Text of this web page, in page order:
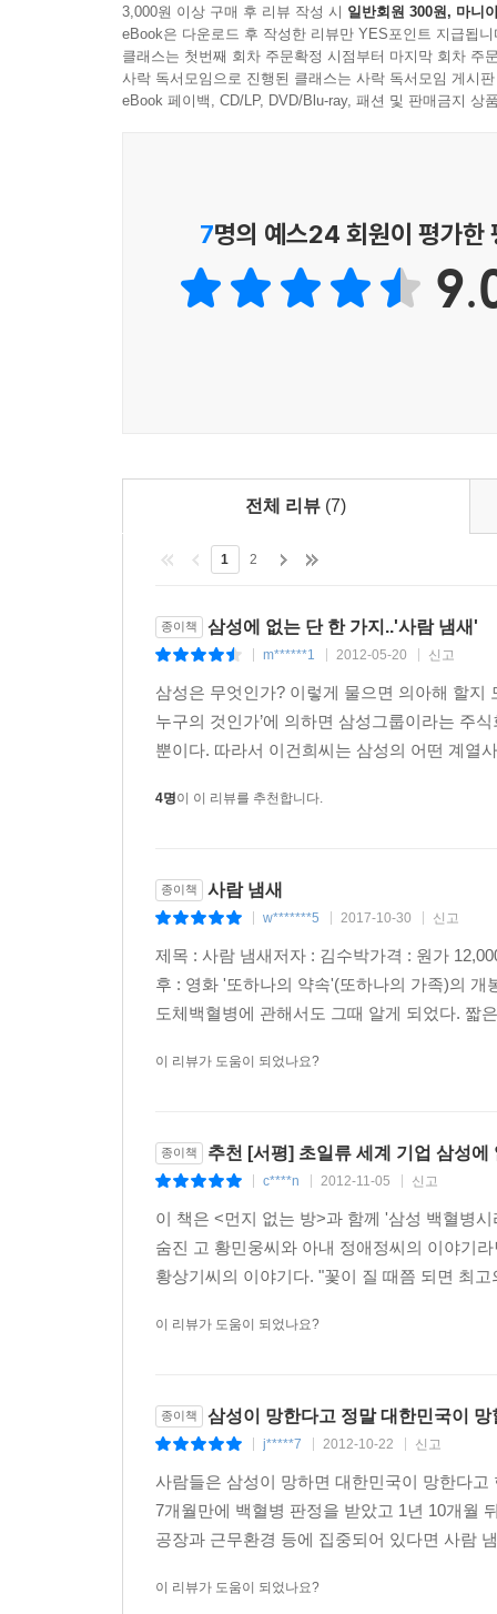
한 가지, 사람 냄새가 없기 때문이다.
처음하는 질문
황상기 씨의 딸 유미는 열아홉 나이로 삼성반도
삼성을 상대로 이길 수 있습니까?
삼성에서 사람이 왔다. 딸의 병가 기간이 다 지
대답은 “이 큰 회사를 상대로 이길 수 있으세요
신청을 하기 위해 근로복지공단을 찾았다. 돌아온
놓은 단단한 울타리에 부딪쳐 메아리로 맴돌뿐
불승인 취소 소송에 삼성 변호사를 보조참가인으
씨는 딸이 죽은 진짜 원인을 밝혀 내기 위해 ‘반올
삼성 백혈병 문제를 파헤치는 두 개의 시선
르포만화집《내가 살던 용산》과 《떠날 수
하나도 쉬이 넘길 수 없는 무게감이 있다. 두 만
것이라 믿으며 장면 하나하나에 온 마음을 담아 그
“김수박” 듣고 싶은 이야기와 들어야 하는 이야기
집중하고 있었는지 보여 준다. 언뜻 삼성반도체
두 이야기를 적절히 배치해 넣으면서 한국 사
3,000원 이상 구매 후 리뷰 작성 시 일반회원 300원, 마니
eBook은 다운로드 후 작성한 리뷰만 YES포인트 지급됩니
클래스는 첫번째 회차 주문확정 시점부터 마지막 회차 주
사락 독서모임으로 진행된 클래스는 사락 독서모임 게시
eBook 페이백, CD/LP, DVD/Blu-ray, 패션 및 판매금지 상
7명의 예스24 회원이 평가한
전체 리뷰 (7)
1 2
종이책 삼성에 없는 단 한 가지..'사람 냄새'
m******1 2012-05-20 신고
삼성은 무엇인가? 이렇게 물으면 의아해 할지
누구의 것인가’에 의하면 삼성그룹이라는 주
뿐이다. 따라서 이건희씨는 삼성의 어떤 계열
4명이 이 리뷰를 추천합니다.
종이책 사람 냄새
w*******5 2017-10-30 신고
제목 : 사람 냄새저자 : 김수박가격 : 원가
후 : 영화 '또하나의 약속'(또하나의 가족)의
도체백혈병에 관해서도 그때 알게 되었다. 짧
이 리뷰가 도움이 되었나요?
종이책 추천 [서평] 초일류 세계 기업 삼성에
c****n 2012-11-05 신고
이 책은 <먼지 없는 방>과 함께 '삼성 백혈병
숨진 고 황민웅씨와 아내 정애정씨의 이야기
황상기씨의 이야기다. "꽃이 질 때쯤 되면 최
이 리뷰가 도움이 되었나요?
종이책 삼성이 망한다고 정말 대한민국이 망
j*****7 2012-10-22 신고
사람들은 삼성이 망하면 대한민국이 망한다
7개월만에 백혈병 판정을 받았고 1년 10개
공장과 근무환경 등에 집중되어 있다면 사람
이 리뷰가 도움이 되었나요?